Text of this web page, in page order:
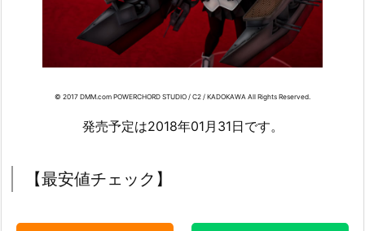
© 2017 DMM.com POWERCHORD STUDIO / C2 / KADOKAWA All Rights Reserved.
発売予定は2018年01月31日です。
【最安値チェック】